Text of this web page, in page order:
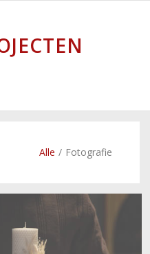
Alle / Fotografie